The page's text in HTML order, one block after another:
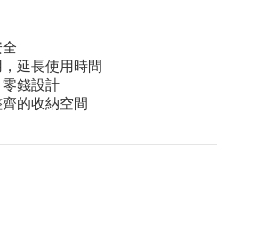
延長使用時間
錢設計
的收納空間